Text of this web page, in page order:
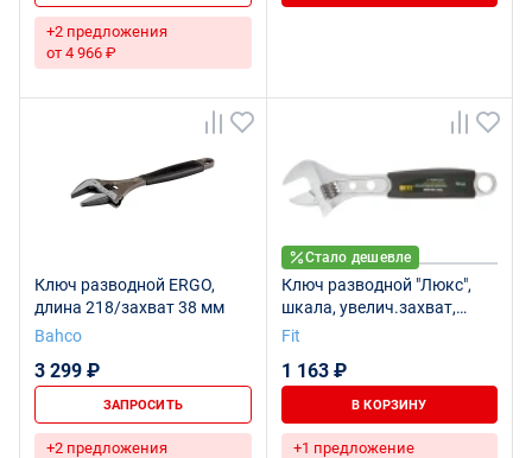
+2 предложения
от 4 966 ₽
Ключ разводной ERGO,
длина 218/захват 38 мм
Bahco
3 299 ₽
ЗАПРОСИТЬ
+2 предложения
Стало дешевле
Ключ разводной "Люкс",
шкала, увелич.захват,
прорезин.ручка 250 мм (36
Fit
1 163 ₽
В КОРЗИНУ
+1 предложение